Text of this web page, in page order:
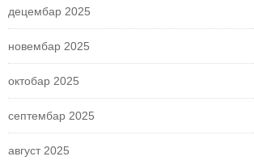
децембар 2025
новембар 2025
октобар 2025
септембар 2025
август 2025